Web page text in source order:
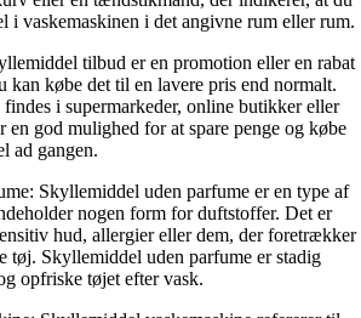
i vaskemaskinen i det angivne rum eller rum.
tilbud er en promotion eller en rabat
kan købe det til en lavere pris end normalt.
i supermarkeder, online butikker eller
en god mulighed for at spare penge og købe
ad gangen.
Skyllemiddel uden parfume er en type af
nogen form for duftstoffer. Det er
hud, allergier eller dem, der foretrækker
tøj. Skyllemiddel uden parfume er stadig
opfriske tøjet efter vask.